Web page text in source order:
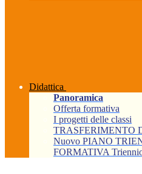
Didattica
Panoramica
Offerta formativa
I progetti delle classi
TRASFERIMENTO
Nuovo PIANO
FORMATIVA